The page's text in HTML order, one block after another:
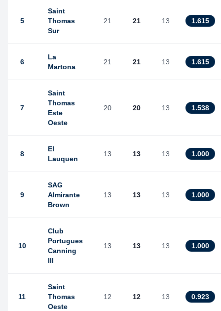
5
Saint
Thomas
Sur
21 21 13 1.615
6
La
Martona
21 21 13 1.615
7
Saint
Thomas
Este
Oeste
20 20 13 1.538
8
El
Lauquen
13 13 13 1.000
9
SAG
Almirante
Brown
13 13 13 1.000
10
Club
Portugues
Canning
III
13 13 13 1.000
11
Saint
Thomas
Oeste
12 12 13 0.923